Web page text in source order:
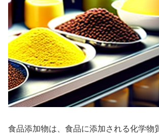
食品添加物は、食品に添加される化学物